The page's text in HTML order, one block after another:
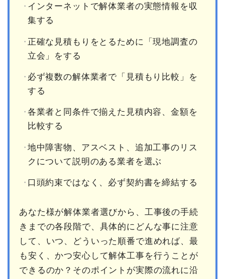
インターネットで解体業者の実態情報を収
集する
正確な見積もりをとるために「現地調査の
立会」をする
必ず複数の解体業者で「見積もり比較」を
する
各業者と同条件で揃えた見積内容、金額を
比較する
地中障害物、アスベスト、追加工事のリス
クについて説明のある業者を選ぶ
口頭約束ではなく、必ず契約書を締結する
あなた様が解体業者選びから、工事後の手続
きまでの各段階で、具体的にどんな事に注意
して、いつ、どういった順番で進めれば、最
も安く、かつ安心して解体工事を行うことが
できるのか？そのポイントが実際の流れに沿